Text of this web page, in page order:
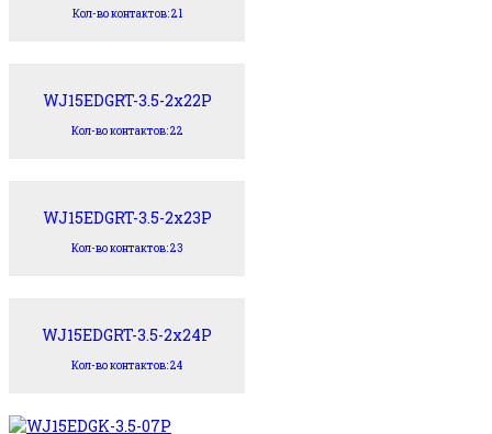
Кол-во контактов: 21
WJ15EDGRT-3.5-2x22P
Кол-во контактов: 22
WJ15EDGRT-3.5-2x23P
Кол-во контактов: 23
WJ15EDGRT-3.5-2x24P
Кол-во контактов: 24